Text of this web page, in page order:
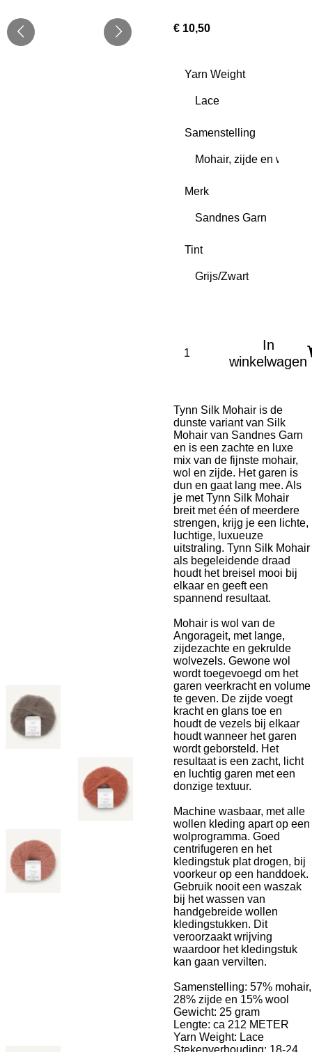
€ 10,50
Yarn Weight
Samenstelling
Merk
Tint
In
winkelwagen
Tynn Silk Mohair is de
dunste variant van Silk
Mohair van Sandnes Garn
en is een zachte en luxe
mix van de fijnste mohair,
wol en zijde. Het garen is
dun en gaat lang mee. Als
je met Tynn Silk Mohair
breit met één of meerdere
strengen, krijg je een lichte,
luchtige, luxueuze
uitstraling. Tynn Silk Mohair
als begeleidende draad
houdt het breisel mooi bij
elkaar en geeft een
spannend resultaat.
Mohair is wol van de
Angorageit, met lange,
zijdezachte en gekrulde
wolvezels. Gewone wol
wordt toegevoegd om het
garen veerkracht en volume
te geven. De zijde voegt
kracht en glans toe en
houdt de vezels bij elkaar
houdt wanneer het garen
wordt geborsteld. Het
resultaat is een zacht, licht
en luchtig garen met een
donzige textuur.
Machine wasbaar, met alle
wollen kleding apart op een
wolprogramma. Goed
centrifugeren en het
kledingstuk plat drogen, bij
voorkeur op een handdoek.
Gebruik nooit een waszak
bij het wassen van
handgebreide wollen
kledingstukken. Dit
veroorzaakt wrijving
waardoor het kledingstuk
kan gaan vervilten.
Samenstelling: 57% mohair,
28% zijde en 15% wool
Gewicht: 25 gram
Lengte: ca 212 METER
Yarn Weight: Lace
Stekenverhouding: 18-24